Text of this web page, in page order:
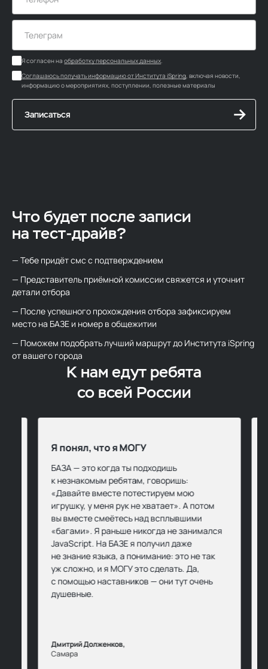
Я согласен наобработку персональных данных.
Соглашаюсь получать информацию от Института iSpring, включая новости,
информацию о мероприятиях, поступлении, полезные материалы
Записаться
Что будет после записи
на тест‑драйв?
— Тебе придёт смс с подтверждением
— Представитель приёмной комиссии свяжется и уточнит
детали отбора
— После успешного прохождения отбора зафиксируем
место на БАЗЕ и номер в общежитии
— Поможем подобрать лучший маршрут до Института iSpring
от вашего города
К нам едут ребята
со всей России
Я понял, что я МОГУ
БАЗА — это когда ты подходишь
к незнакомым ребятам, говоришь:
«Давайте вместе потестируем мою
игрушку, у меня рук не хватает». А потом
вы вместе смеётесь над всплывшими
«багами». Я раньше никогда не занимался
JavaScript. На БАЗЕ я получил даже
не знание языка, а понимание: это не так
уж сложно, и я МОГУ это сделать. Да,
с помощью наставников — они тут очень
душевные.
Дмитрий Долженков,
Самара